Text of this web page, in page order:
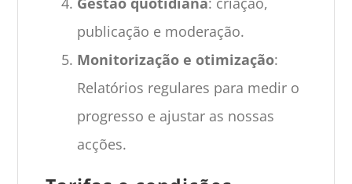
publicação e moderação.
Monitorização e otimização:
Relatórios regulares para medir o
progresso e ajustar as nossas
acções.